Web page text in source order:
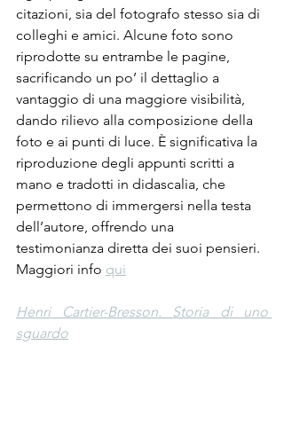
citazioni, sia del fotografo stesso sia di
colleghi e amici. Alcune foto sono
riprodotte su entrambe le pagine,
sacrificando un po’ il dettaglio a
vantaggio di una maggiore visibilità,
dando rilievo alla composizione della
foto e ai punti di luce. È significativa la
riproduzione degli appunti scritti a
mano e tradotti in didascalia, che
permettono di immergersi nella testa
dell’autore, offrendo una
testimonianza diretta dei suoi pensieri.
Maggiori info qui
Henri Cartier-Bresson. Storia di uno
sguardo